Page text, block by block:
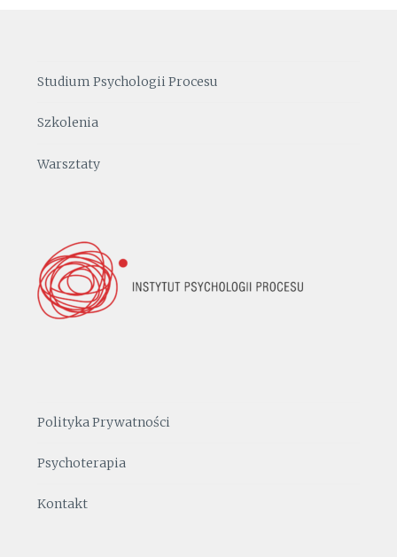
Studium Psychologii Procesu
Szkolenia
Warsztaty
Polityka Prywatności
Psychoterapia
Kontakt